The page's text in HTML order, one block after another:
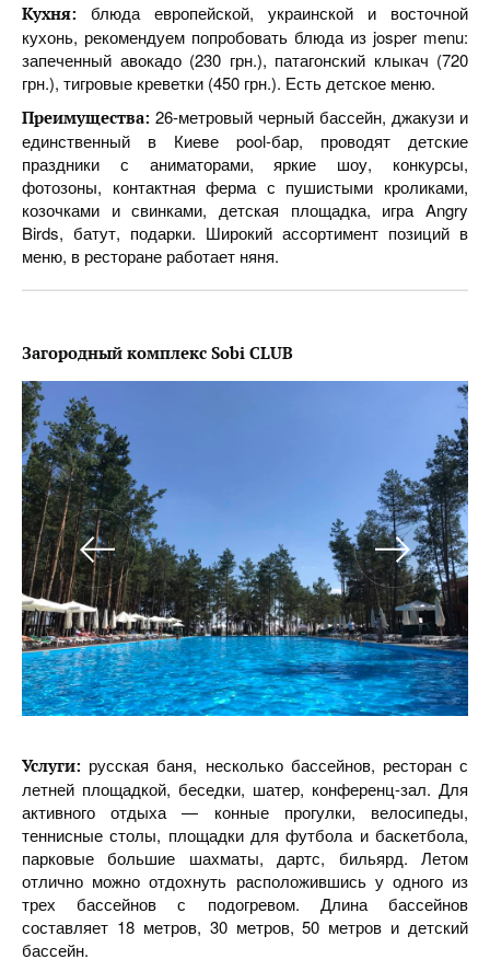
Кухня: блюда европейской, украинской и восточной
кухонь, рекомендуем попробовать блюда из josper menu:
запеченный авокадо (230 грн.), патагонский клыкач (720
грн.), тигровые креветки (450 грн.). Есть детское меню.
Преимущества: 26-метровый черный бассейн, джакузи и
единственный в Киеве pool-бар, проводят детские
праздники с аниматорами, яркие шоу, конкурсы,
фотозоны, контактная ферма с пушистыми кроликами,
козочками и свинками, детская площадка, игра Angry
Birds, батут, подарки. Широкий ассортимент позиций в
меню, в ресторане работает няня.
Загородный комплекс Sobi CLUB
Услуги: русская баня, несколько бассейнов, ресторан с
летней площадкой, беседки, шатер, конференц-зал. Для
активного отдыха — конные прогулки, велосипеды,
теннисные столы, площадки для футбола и баскетбола,
парковые большие шахматы, дартс, бильярд. Летом
отлично можно отдохнуть расположившись у одного из
трех бассейнов с подогревом. Длина бассейнов
составляет 18 метров, 30 метров, 50 метров и детский
бассейн.